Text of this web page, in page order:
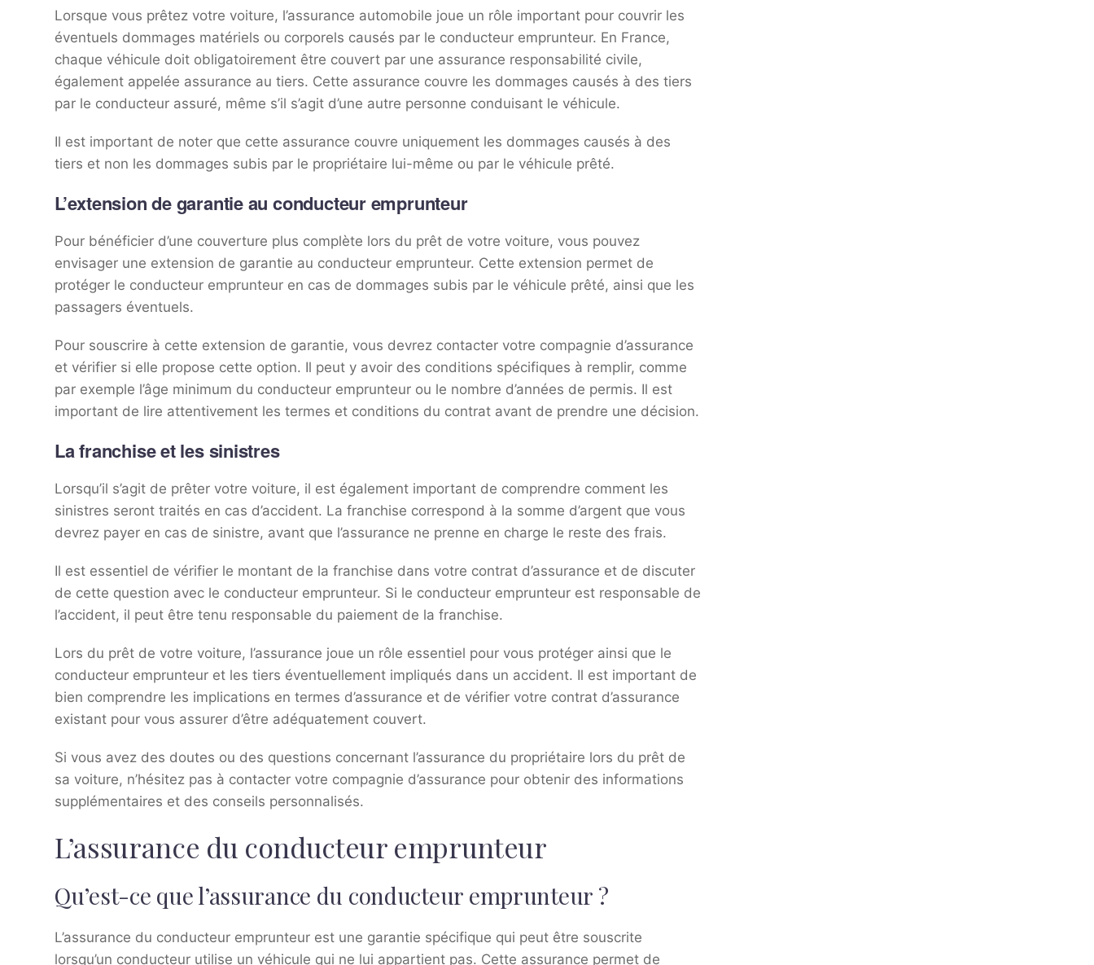
Lorsque vous prêtez votre voiture, l’assurance automobile joue un rôle important pour couvrir les
éventuels dommages matériels ou corporels causés par le conducteur emprunteur. En France,
chaque véhicule doit obligatoirement être couvert par une assurance responsabilité civile,
également appelée assurance au tiers. Cette assurance couvre les dommages causés à des tiers
par le conducteur assuré, même s’il s’agit d’une autre personne conduisant le véhicule.
Il est important de noter que cette assurance couvre uniquement les dommages causés à des
tiers et non les dommages subis par le propriétaire lui-même ou par le véhicule prêté.
L’extension de garantie au conducteur emprunteur
Pour bénéficier d’une couverture plus complète lors du prêt de votre voiture, vous pouvez
envisager une extension de garantie au conducteur emprunteur. Cette extension permet de
protéger le conducteur emprunteur en cas de dommages subis par le véhicule prêté, ainsi que les
passagers éventuels.
Pour souscrire à cette extension de garantie, vous devrez contacter votre compagnie d’assurance
et vérifier si elle propose cette option. Il peut y avoir des conditions spécifiques à remplir, comme
par exemple l’âge minimum du conducteur emprunteur ou le nombre d’années de permis. Il est
important de lire attentivement les termes et conditions du contrat avant de prendre une décision.
La franchise et les sinistres
Lorsqu’il s’agit de prêter votre voiture, il est également important de comprendre comment les
sinistres seront traités en cas d’accident. La franchise correspond à la somme d’argent que vous
devrez payer en cas de sinistre, avant que l’assurance ne prenne en charge le reste des frais.
Il est essentiel de vérifier le montant de la franchise dans votre contrat d’assurance et de discuter
de cette question avec le conducteur emprunteur. Si le conducteur emprunteur est responsable de
l’accident, il peut être tenu responsable du paiement de la franchise.
Lors du prêt de votre voiture, l’assurance joue un rôle essentiel pour vous protéger ainsi que le
conducteur emprunteur et les tiers éventuellement impliqués dans un accident. Il est important de
bien comprendre les implications en termes d’assurance et de vérifier votre contrat d’assurance
existant pour vous assurer d’être adéquatement couvert.
Si vous avez des doutes ou des questions concernant l’assurance du propriétaire lors du prêt de
sa voiture, n’hésitez pas à contacter votre compagnie d’assurance pour obtenir des informations
supplémentaires et des conseils personnalisés.
L’assurance du conducteur emprunteur
Qu’est-ce que l’assurance du conducteur emprunteur ?
L’assurance du conducteur emprunteur est une garantie spécifique qui peut être souscrite
lorsqu’un conducteur utilise un véhicule qui ne lui appartient pas. Cette assurance permet de